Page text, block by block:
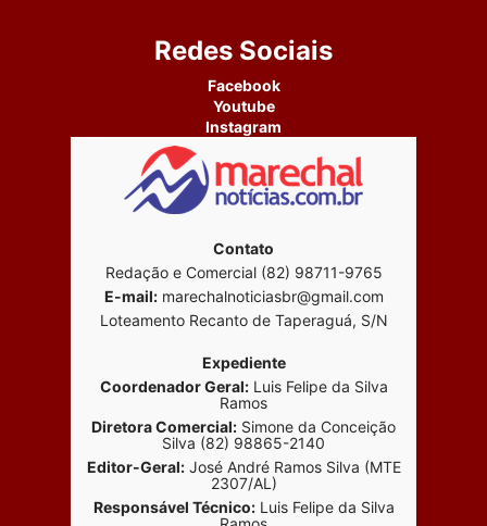
Redes Sociais
Facebook
Youtube
Instagram
Contato
Redação e Comercial (82) 98711-9765
E-mail:marechalnoticiasbr@gmail.com
Loteamento Recanto de Taperaguá, S/N
Expediente
Coordenador Geral:Luis Felipe da Silva
Ramos
Diretora Comercial: Simone da Conceição
Silva (82) 98865-2140
Editor-Geral:José André Ramos Silva (MTE
2307/AL)
Responsável Técnico:Luis Felipe da Silva